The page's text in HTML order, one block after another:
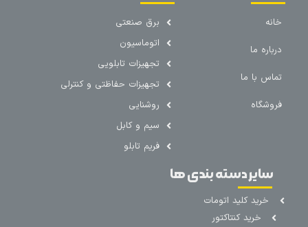
خانه
درباره ما
تماس با ما
فروشگاه
برق صنعتی
اتوماسیون
تجهیزات تابلویی
تجهیزات حفاظتی و کنترلی
روشنایی
سیم و کابل
فریم تابلو
سایر دسته بندی ها
خرید کلید اتومات
خرید کنتاکتور